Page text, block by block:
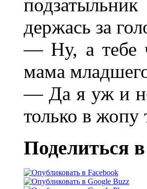
держась за
— Ну, а тебе
мама
— Да я уж и
только в
Поделиться